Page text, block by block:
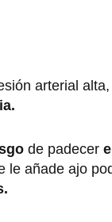
arterial
de padecer
añade ajo